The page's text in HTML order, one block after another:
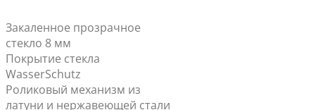
Закаленное прозрачное
стекло 8 мм
Покрытие стекла
WasserSchutz
Роликовый механизм из
латуни и нержавеющей стали